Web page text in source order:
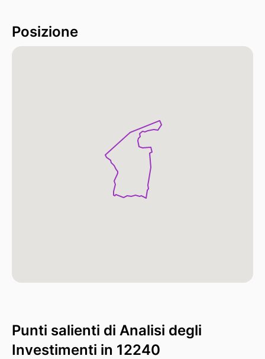
Posizione
Punti salienti di Analisi degli
Investimenti in 12240